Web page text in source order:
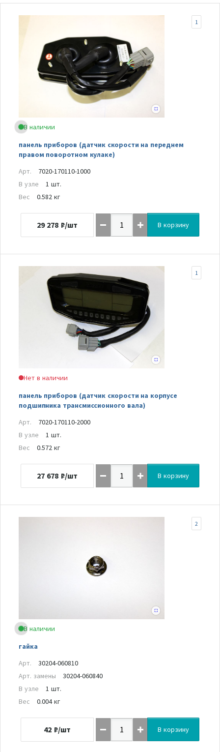
В наличии
панель приборов (датчик скорости на переднем
правом поворотном кулаке)
1
Арт.
7020-170110-1000
В узле
1 шт.
Вес
0.582 кг
29 278 ₽/шт В корзину
Нет в наличии
панель приборов (датчик скорости на корпусе
подшипника трансмиссионного вала)
1
Арт.
7020-170110-2000
В узле
1 шт.
Вес
0.572 кг
27 678 ₽/шт В корзину
В наличии
гайка
2
Арт.
30204-060810
Арт. замены
30204-060840
В узле
1 шт.
Вес
0.004 кг
42 ₽/шт В корзину